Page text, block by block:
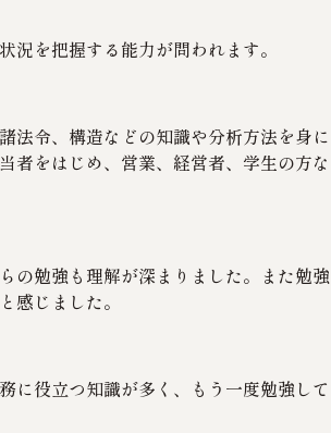
を把握する能力が問われます。
法令、構造などの知識や分析方法を身に
者をはじめ、営業、経営者、学生の方な
の勉強も理解が深まりました。また勉強
感じました。
に役立つ知識が多く、もう一度勉強して